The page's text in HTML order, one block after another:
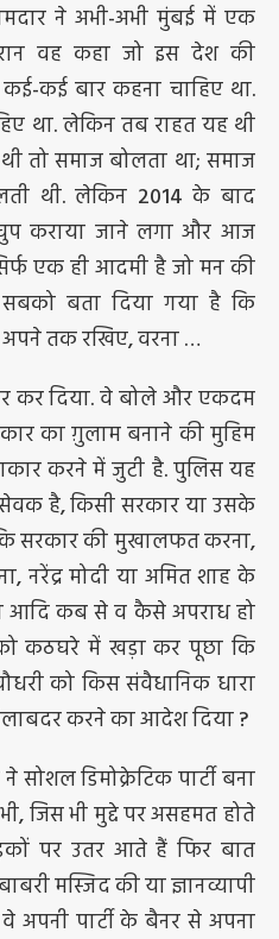
ने अभी-अभी मुंबई में एक
वह कहा जो इस देश की
कई बार कहना चाहिए था.
था. लेकिन तब राहत यह थी
तो समाज बोलता था; समाज
थी. लेकिन 2014 के बाद
कराया जाने लगा और आज
एक ही आदमी है जो मन की
बता दिया गया है कि
तक रखिए, वरना …
कर दिया. वे बोले और एकदम
का ग़ुलाम बनाने की मुहिम
करने में जुटी है. पुलिस यह
है, किसी सरकार या उसके
सरकार की मुखालफत करना,
नरेंद्र मोदी या अमित शाह के
आदि कब से व कैसे अपराध हो
कठघरे में खड़ा कर पूछा कि
को किस संवैधानिक धारा
करने का आदेश दिया ?
डिमोक्रेटिक पार्टी बना
जिस भी मुद्दे पर असहमत होते
पर उतर आते हैं फिर बात
मस्जिद की या ज्ञानव्यापी
अपनी पार्टी के बैनर से अपना